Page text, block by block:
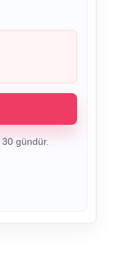
30 gündür.